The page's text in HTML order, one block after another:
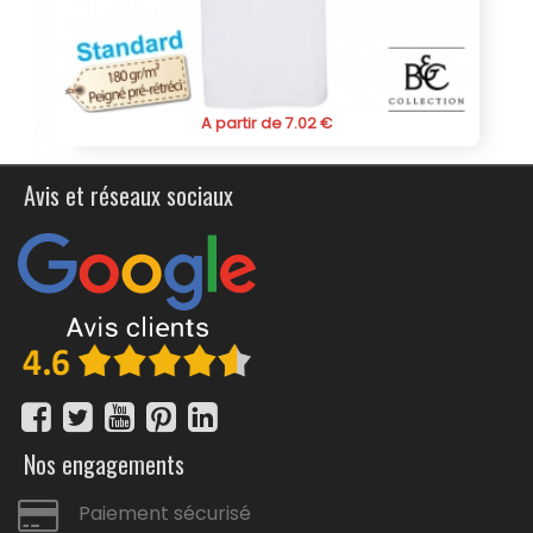
A partir de 7.02 €
Avis et réseaux sociaux
Nos engagements
Paiement sécurisé